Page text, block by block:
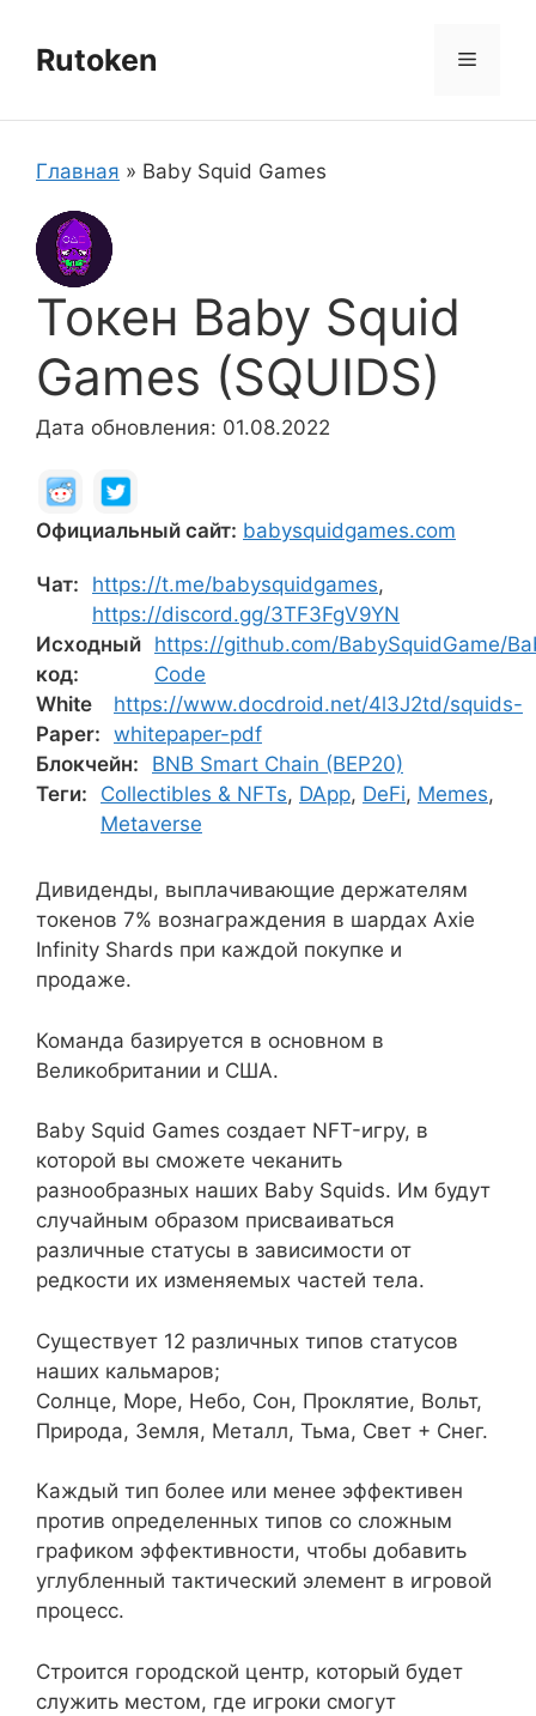
содержимому
Rutoken Меню
Главная » Baby Squid Games
Токен Baby Squid
Games (SQUIDS)
Дата обновления: 01.08.2022
Официальный сайт: babysquidgames.com
Чат: https://t.me/babysquidgames,
https://discord.gg/3TF3FgV9YN
Исходный
код:
https://github.com/BabySquidGame/
Code
White
Paper:
https://www.docdroid.net/4l3J2td/squids-
whitepaper-pdf
Блокчейн:
BNB Smart Chain (BEP20)
Теги:
Collectibles & NFTs, DApp, DeFi, Memes,
Metaverse
Дивиденды, выплачивающие держателям
токенов 7% вознаграждения в шардах Axie
Infinity Shards при каждой покупке и
продаже.
Команда базируется в основном в
Великобритании и США.
Baby Squid Games создает NFT-игру, в
которой вы сможете чеканить
разнообразных наших Baby Squids. Им будут
случайным образом присваиваться
различные статусы в зависимости от
редкости их изменяемых частей тела.
Существует 12 различных типов статусов
наших кальмаров;
Солнце, Море, Небо, Сон, Проклятие, Вольт,
Природа, Земля, Металл, Тьма, Свет + Снег.
Каждый тип более или менее эффективен
против определенных типов со сложным
графиком эффективности, чтобы добавить
углубленный тактический элемент в игровой
процесс.
Строится городской центр, который будет
служить местом, где игроки смогут